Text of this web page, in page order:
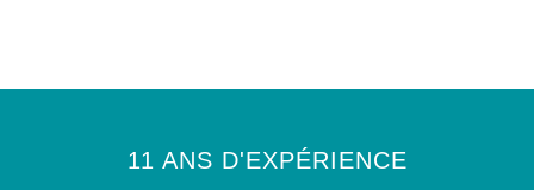
11 ANS D'EXPÉRIENCE